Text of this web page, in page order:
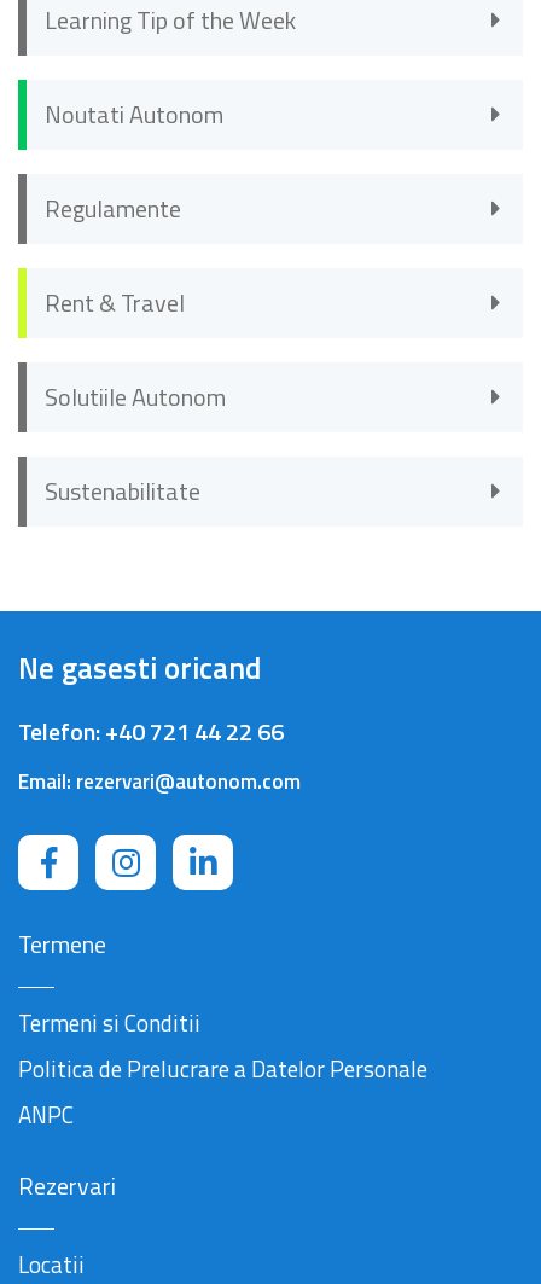
Learning Tip of the Week
Noutati Autonom
Regulamente
Rent & Travel
Solutiile Autonom
Sustenabilitate
Ne gasesti oricand
Telefon:+40 721 44 22 66
Email: rezervari@autonom.com
Termene
Termeni si Conditii
Politica de Prelucrare a Datelor Personale
ANPC
Rezervari
Locatii